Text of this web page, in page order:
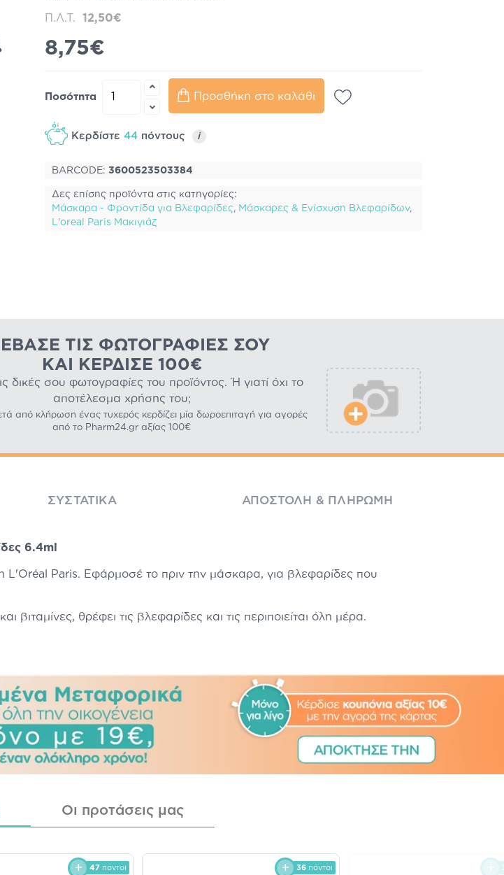
Π.Λ.Τ. 12,50€
8,75€
Ποσότητα Προσθήκη στο καλάθι
Κερδίστε 44 πόντους i
BARCODE: 3600523503384
Δες επίσης προϊόντα στις κατηγορίες:
Μάσκαρα - Φροντίδα για Βλεφαρίδες
Μάσκαρες & Ενίσχυση Βλεφαρίδων,
L'oreal Paris Μακιγιάζ
ΤΙΣ ΦΩΤΟΓΡΑΦΊΕΣ ΣΟΥ
ΚΑΙ ΚΈΡΔΙΣΕ 100€
δικές σου φωτογραφίες του προϊόντος. Ή γιατί όχι το
αποτέλεσμα χρήσης του;
από κλήρωση ένας τυχερός κερδίζει μία δωροεπιταγή για αγορές
από το Pharm24.gr αξίας 100€
ΣΥΣΤΑΤΙΚΆ ΑΠΟΣΤΟΛΉ & ΠΛΗΡΩΜΉ
6.4ml
Paris. Εφάρμοσέ το πριν την μάσκαρα, για βλεφαρίδες που
βιταμίνες, θρέφει τις βλεφαρίδες και τις περιποιείται όλη μέρα.
Οι προτάσεις μας
47 πόντοι 36 πόντοι